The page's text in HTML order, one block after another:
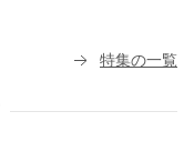
特集の一覧